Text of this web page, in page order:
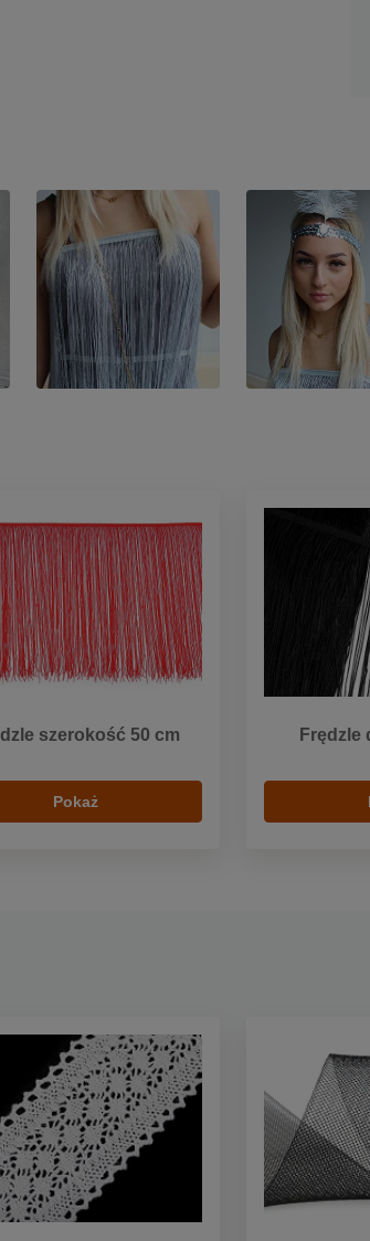
szerokość 50 cm
Pokaż
Frędzle